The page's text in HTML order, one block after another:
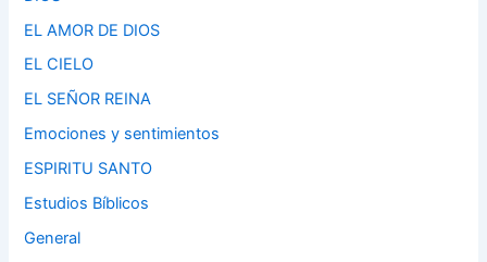
EL AMOR DE DIOS
EL CIELO
EL SEÑOR REINA
Emociones y sentimientos
ESPIRITU SANTO
Estudios Bíblicos
General